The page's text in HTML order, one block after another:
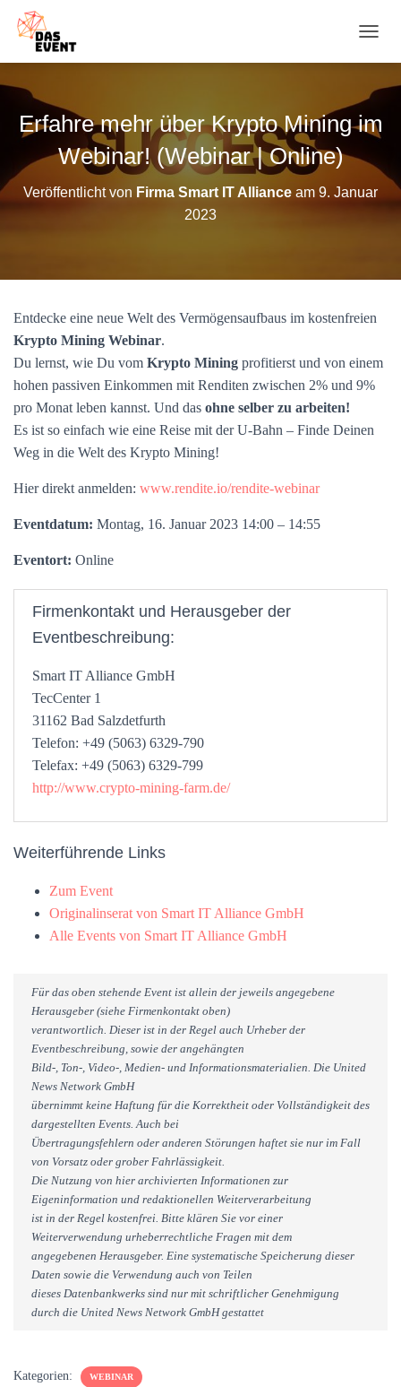
A
I
A
I
N
H
L
N
Erfahre mehr über Krypto Mining im
Webinar! (Webinar | Online)
Veröffentlicht von Firma Smart IT Alliance am 9. Januar
2023
Entdecke eine neue Welt des Vermögensaufbaus im kostenfreien
Krypto Mining Webinar.
Du lernst, wie Du vom Krypto Mining profitierst und von einem
hohen passiven Einkommen mit Renditen zwischen 2% und 9%
pro Monat leben kannst. Und das ohne selber zu arbeiten!
Es ist so einfach wie eine Reise mit der U-Bahn – Finde Deinen
Weg in die Welt des Krypto Mining!
Hier direkt anmelden: www.rendite.io/rendite-webinar
Eventdatum: Montag, 16. Januar 2023 14:00 – 14:55
Eventort: Online
Firmenkontakt und Herausgeber der
Eventbeschreibung:
Smart IT Alliance GmbH
TecCenter 1
31162 Bad Salzdetfurth
Telefon: +49 (5063) 6329-790
Telefax: +49 (5063) 6329-799
http://www.crypto-mining-farm.de/
Weiterführende Links
Zum Event
Originalinserat von Smart IT Alliance GmbH
Alle Events von Smart IT Alliance GmbH
Für das oben stehende Event ist allein der jeweils angegebene
Herausgeber (siehe Firmenkontakt oben)
verantwortlich. Dieser ist in der Regel auch Urheber der
Eventbeschreibung, sowie der angehängten
Bild-, Ton-, Video-, Medien- und Informationsmaterialien. Die United
News Network GmbH
übernimmt keine Haftung für die Korrektheit oder Vollständigkeit des
dargestellten Events. Auch bei
Übertragungsfehlern oder anderen Störungen haftet sie nur im Fall
von Vorsatz oder grober Fahrlässigkeit.
Die Nutzung von hier archivierten Informationen zur
Eigeninformation und redaktionellen Weiterverarbeitung
ist in der Regel kostenfrei. Bitte klären Sie vor einer
Weiterverwendung urheberrechtliche Fragen mit dem
angegebenen Herausgeber. Eine systematische Speicherung dieser
Daten sowie die Verwendung auch von Teilen
dieses Datenbankwerks sind nur mit schriftlicher Genehmigung
durch die United News Network GmbH gestattet
Kategorien: WEBINAR